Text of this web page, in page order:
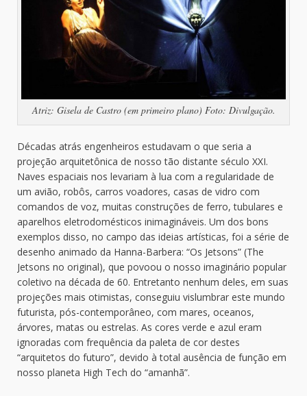
Atriz: Gisela de Castro (em primeiro plano) Foto: Divulgação.
Décadas atrás engenheiros estudavam o que seria a
projeção arquitetônica de nosso tão distante século XXI.
Naves espaciais nos levariam à lua com a regularidade de
um avião, robôs, carros voadores, casas de vidro com
comandos de voz, muitas construções de ferro, tubulares e
aparelhos eletrodomésticos inimagináveis. Um dos bons
exemplos disso, no campo das ideias artísticas, foi a série de
desenho animado da Hanna-Barbera: “Os Jetsons” (The
Jetsons no original), que povoou o nosso imaginário popular
coletivo na década de 60. Entretanto nenhum deles, em suas
projeções mais otimistas, conseguiu vislumbrar este mundo
futurista, pós-contemporâneo, com mares, oceanos,
árvores, matas ou estrelas. As cores verde e azul eram
ignoradas com frequência da paleta de cor destes
“arquitetos do futuro”, devido à total ausência de função em
nosso planeta High Tech do “amanhã”.